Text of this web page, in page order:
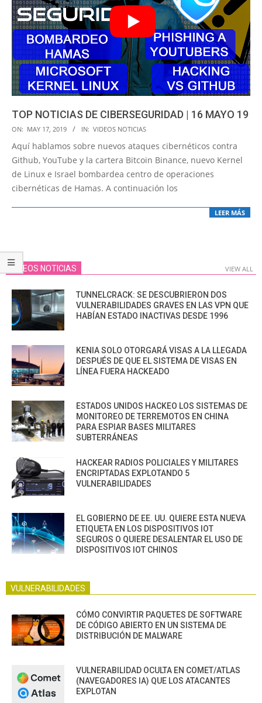
TOP NOTICIAS DE CIBERSEGURIDAD | 16 MAYO 19
2019-
05-
17
ON: MAY 17, 2019 IN: VIDEOS NOTICIAS
Aquí hablamos sobre nuevos ataques cibernéticos contra
Github, YouTube y la cartera Bitcoin Binance, nuevo Kernel
de Linux e Israel bombardea centro de operaciones
cibernéticas de Hamas. A continuación los
LEER MÁS
VIDEOS NOTICIAS VIEW ALL
TUNNELCRACK: SE DESCUBRIERON DOS
VULNERABILIDADES GRAVES EN LAS VPN QUE
HABÍAN ESTADO INACTIVAS DESDE 1996
KENIA SOLO OTORGARÁ VISAS A LA LLEGADA
DESPUÉS DE QUE EL SISTEMA DE VISAS EN
LÍNEA FUERA HACKEADO
ESTADOS UNIDOS HACKEO LOS SISTEMAS DE
MONITOREO DE TERREMOTOS EN CHINA
PARA ESPIAR BASES MILITARES
SUBTERRÁNEAS
HACKEAR RADIOS POLICIALES Y MILITARES
ENCRIPTADAS EXPLOTANDO 5
VULNERABILIDADES
EL GOBIERNO DE EE. UU. QUIERE ESTA NUEVA
ETIQUETA EN LOS DISPOSITIVOS IOT
SEGUROS O QUIERE DESALENTAR EL USO DE
DISPOSITIVOS IOT CHINOS
VULNERABILIDADES
CÓMO CONVIRTIR PAQUETES DE SOFTWARE
DE CÓDIGO ABIERTO EN UN SISTEMA DE
DISTRIBUCIÓN DE MALWARE
VULNERABILIDAD OCULTA EN COMET/ATLAS
(NAVEGADORES IA) QUE LOS ATACANTES
EXPLOTAN